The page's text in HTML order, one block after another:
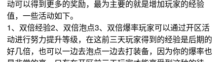
动可以得到更多的奖励，最为主要的就是增加玩家的经验
值，一些活动如下。
1、双倍经验2、双倍泡点3、双倍爆率玩家可以通过开区活
动进行努力提升等级，在这前三天玩家得到的经验是后期的
好几倍，也可以一边去泡点一边去打装备，因为你的爆率也